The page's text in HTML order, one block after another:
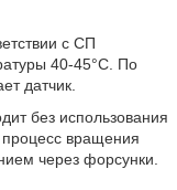
с СП
40-45°C. По
датчик.
без использования
процесс вращения
через форсунки.